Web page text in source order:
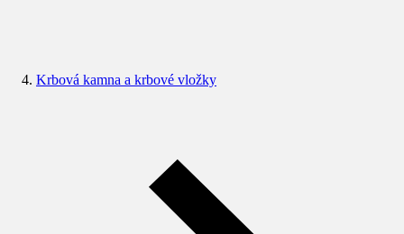
Krbová kamna a krbové vložky